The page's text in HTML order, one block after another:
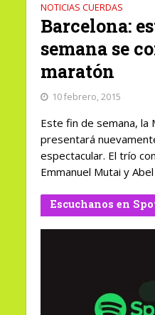
NOTICIAS CUERDAS
Barcelona:
semana se
maratón
10 febrero, 2015
Este fin de semana, la
presentará
espectacular. El trío
Emmanuel Mutai y
Escuchanos en